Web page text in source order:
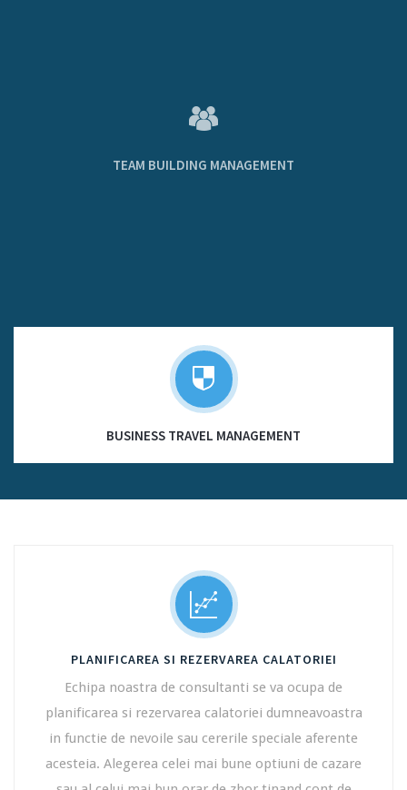
TEAM BUILDING MANAGEMENT
BUSINESS TRAVEL MANAGEMENT
PLANIFICAREA SI REZERVAREA CALATORIEI
Echipa noastra de consultanti se va ocupa de
planificarea si rezervarea calatoriei dumneavoastra
in functie de nevoile sau cererile speciale aferente
acesteia. Alegerea celei mai bune optiuni de cazare